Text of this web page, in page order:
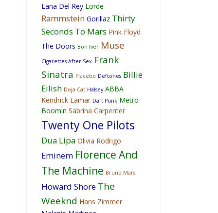
Lana Del Rey Lorde
Rammstein Gorillaz Thirty
Seconds To Mars Pink Floyd
The Doors Bon Iver Muse
Cigarettes After Sex Frank
Sinatra Placebo Deftones Billie
Eilish Doja Cat Halsey ABBA
Kendrick Lamar Daft Punk Metro
Boomin Sabrina Carpenter
Twenty One Pilots
Dua Lipa Olivia Rodrigo
Eminem Florence And
The Machine Bruno Mars
Howard Shore The
Weeknd Hans Zimmer